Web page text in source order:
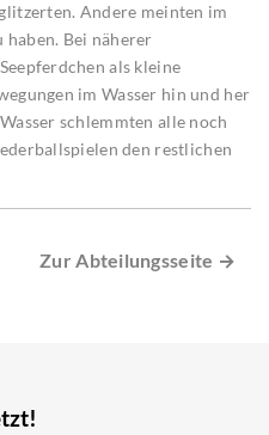
Andere meinten im
haben. Bei näherer
als kleine
im Wasser hin und her
schlemmten alle noch
den restlichen
Zur Abteilungsseite →